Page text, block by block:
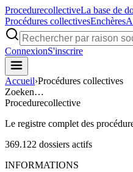
ProcedurecollectiveLa base de
Procédures collectivesEnchères
ConnexionS'inscrire
Accueil›Procédures collectives
Zoeken…
Procedurecollective
Le registre complet des
369.122 dossiers actifs
INFORMATIONS